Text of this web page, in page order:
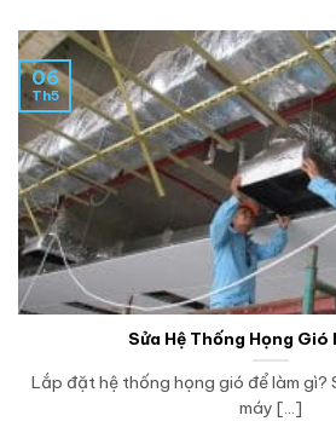
Sửa Hệ Thống Họng Gió
Lắp đặt hệ thống họng gió để làm gì?
máy [...]
06
Th5